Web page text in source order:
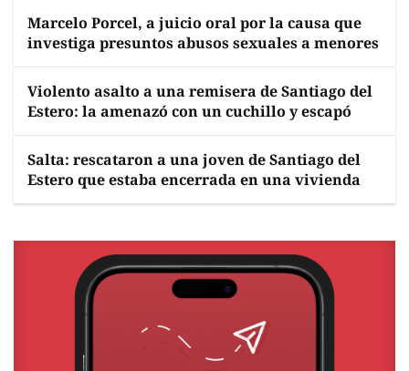
Marcelo Porcel, a juicio oral por la causa que
investiga presuntos abusos sexuales a menores
Violento asalto a una remisera de Santiago del
Estero: la amenazó con un cuchillo y escapó
Salta: rescataron a una joven de Santiago del
Estero que estaba encerrada en una vivienda